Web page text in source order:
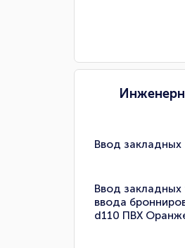
Ввод закладных
Ввод
ввода
d110 ПВХ